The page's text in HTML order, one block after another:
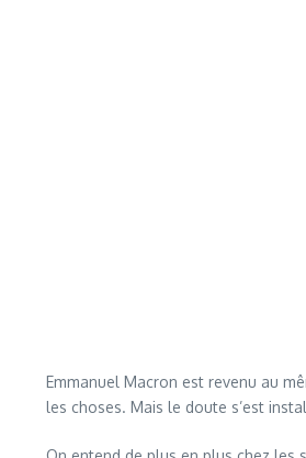
Emmanuel Macron est revenu au
les choses. Mais le doute s’est